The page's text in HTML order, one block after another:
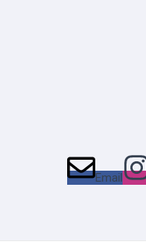
Email